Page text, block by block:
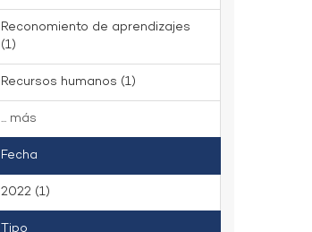
Reconomiento de aprendizajes
(1)
Recursos humanos (1)
... más
Fecha
2022 (1)